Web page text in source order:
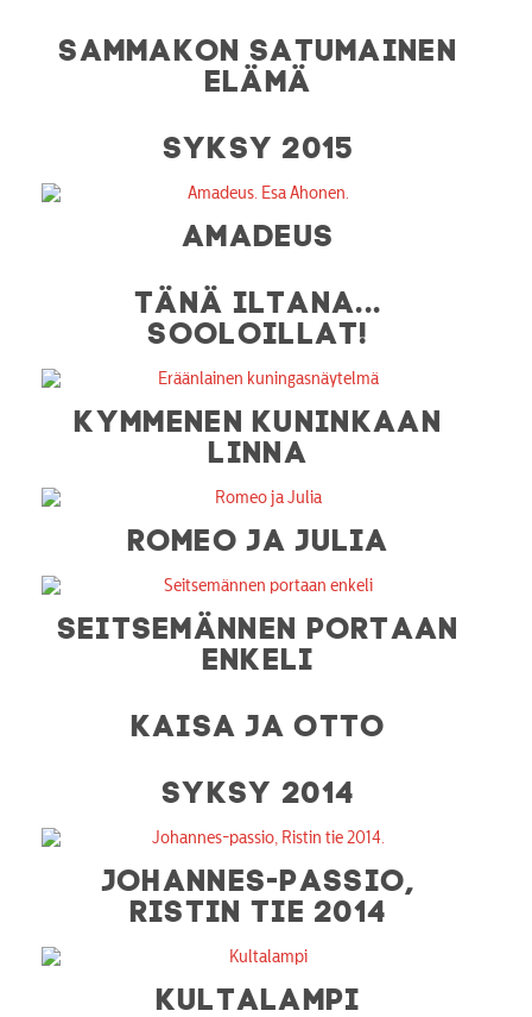
SAMMAKON SATUMAINEN
ELÄMÄ
SYKSY 2015
AMADEUS
TÄNÄ ILTANA...
SOOLOILLAT!
KYMMENEN KUNINKAAN
LINNA
ROMEO JA JULIA
SEITSEMÄNNEN PORTAAN
ENKELI
KAISA JA OTTO
SYKSY 2014
JOHANNES-PASSIO,
RISTIN TIE 2014
KULTALAMPI